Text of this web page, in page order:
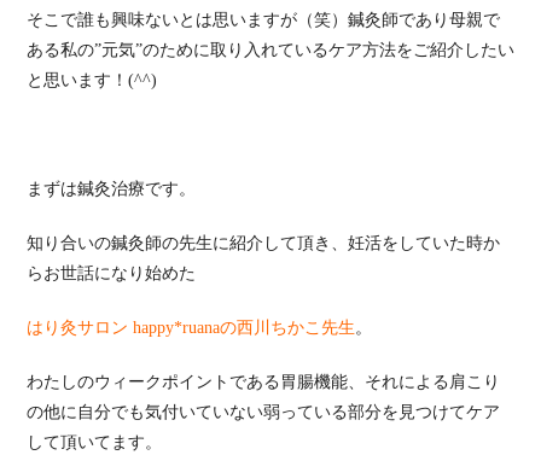
そこで誰も興味ないとは思いますが（笑）鍼灸師であり母親で
ある私の”元気”のために取り入れているケア方法をご紹介したい
と思います！(^^)
まずは鍼灸治療です。
知り合いの鍼灸師の先生に紹介して頂き、妊活をしていた時か
らお世話になり始めた
はり灸サロン happy*ruanaの西川ちかこ先生。
わたしのウィークポイントである胃腸機能、それによる肩こり
の他に自分でも気付いていない弱っている部分を見つけてケア
して頂いてます。